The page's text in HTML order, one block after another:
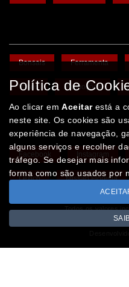
Bonsais Ferramenta
Vasos Promoções
Facebook Instagram
Léxico Missão Floresta
Todos os valores
Copyright ©
Política de
Ao clicar emAceitarestá a
neste site. Os cookies são
experiência de navegação,
alguns serviços e recolher
tráfego. Se desejar mais
forma como são usados por